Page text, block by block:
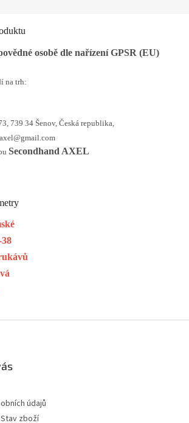
osobě dle nařízení GPSR (EU)
na trh:
739 34 Šenov, Česká republika,
Secondhand AXEL
38
údajů
zboží